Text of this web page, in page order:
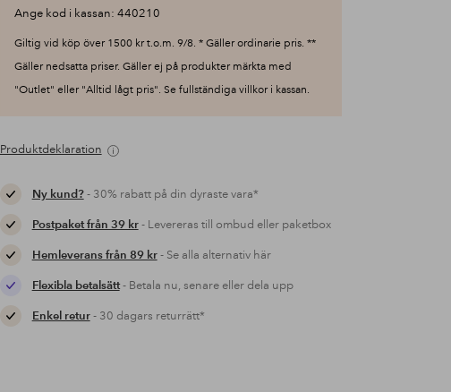
Ange kod i kassan: 440210
Giltig vid köp över 1500 kr t.o.m. 9/8. * Gäller ordinarie pris. **
Gäller nedsatta priser. Gäller ej på produkter märkta med
"Outlet" eller "Alltid lågt pris". Se fullständiga villkor i kassan.
Produktdeklaration
Ny kund?- 30% rabatt på din dyraste vara*
Postpaket från 39 kr- Levereras till ombud eller paketbox
Hemleverans från 89 kr- Se alla alternativ här
Flexibla betalsätt- Betala nu, senare eller dela upp
Enkel retur- 30 dagars returrätt*